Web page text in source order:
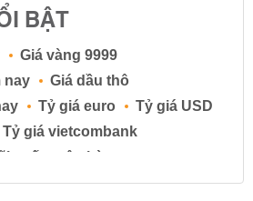
BẬT
Giá vàng 9999
nay
Giá dầu thô
Tỷ giá euro
Tỷ giá USD
Tỷ giá vietcombank
suất ngân hàng
Lãi suất tiền gửi